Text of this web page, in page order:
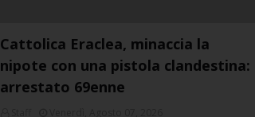
Cattolica Eraclea, minaccia la
nipote con una pistola clandestina:
arrestato 69enne